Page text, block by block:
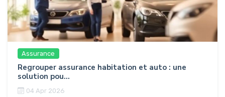
Assurance
Regrouper assurance habitation et auto : une
solution pou...
04 Apr 2026